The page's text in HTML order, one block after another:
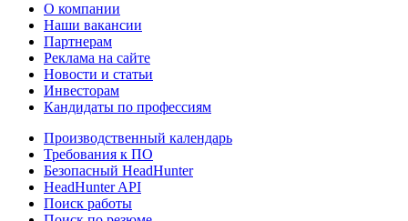
О компании
Наши вакансии
Партнерам
Реклама на сайте
Новости и статьи
Инвесторам
Кандидаты по профессиям
Производственный календарь
Требования к ПО
Безопасный HeadHunter
HeadHunter API
Поиск работы